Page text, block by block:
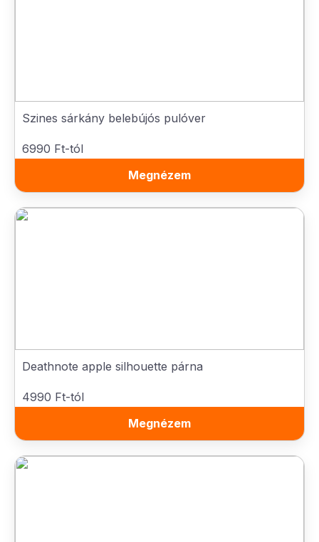
Szines sárkány belebújós pulóver
6990 Ft-tól
Megnézem
Deathnote apple silhouette párna
4990 Ft-tól
Megnézem